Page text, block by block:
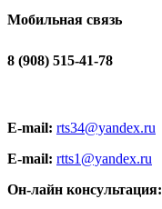
Мобильная связь
8 (908) 515-41-78
E-mail: rts34@yandex.ru
E-mail: rtts1@yandex.ru
Он-лайн консультация: